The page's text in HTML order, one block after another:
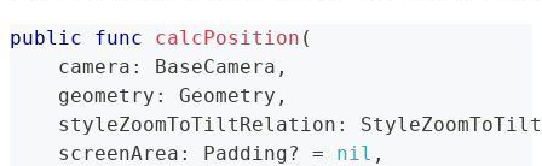
public func calcPosition (
    camera
: BaseCamera ,
    geometry
: Geometry ,
    styleZoomToTiltRelation
:
    screenArea
: Padding? = nil ,